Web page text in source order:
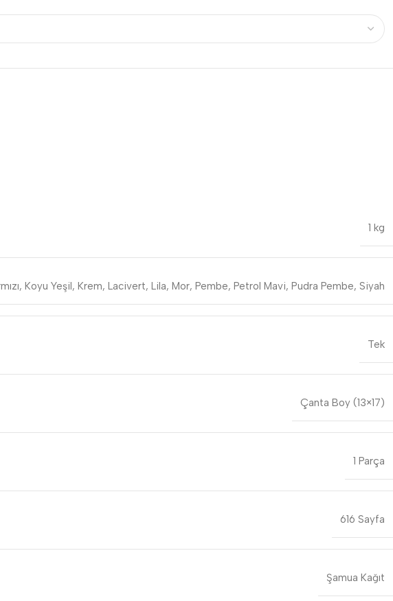
1 kg
, Koyu Yeşil, Krem, Lacivert, Lila, Mor, Pembe, Petrol Mavi, Pudra Pembe, Siyah
Tek
Çanta Boy (13×17)
1 Parça
616 Sayfa
Şamua Kağıt